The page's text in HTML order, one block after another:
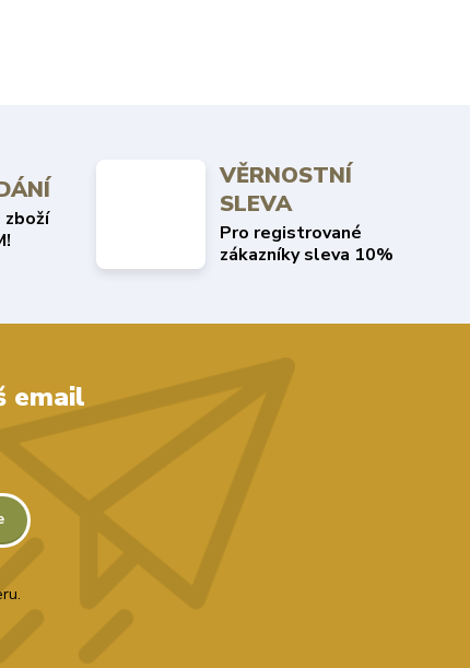
zboží
VĚRNOSTNÍ
SLEVA
Pro registrované
zákazníky sleva 10%
email